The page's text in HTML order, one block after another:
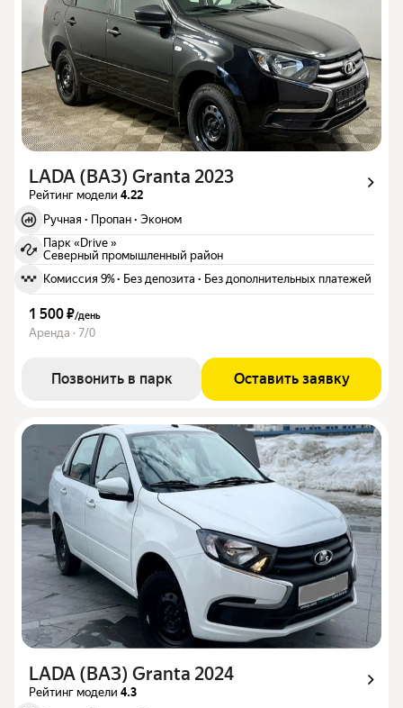
LADA (ВАЗ) Granta 2023
Рейтинг модели 4.22
Ручная · Пропан · Эконом
Парк «Drive »
Северный промышленный район
Комиссия 9%· Без депозита · Без дополнительных платежей
1 500 ₽/день
Аренда · 7/0
Позвонить в парк Оставить заявку
LADA (ВАЗ) Granta 2024
Рейтинг модели 4.3